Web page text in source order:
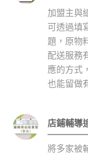
加盟主與
可透過填
題，原物
配送服務
應的方式
也能留做
店鋪輔導
將多家被